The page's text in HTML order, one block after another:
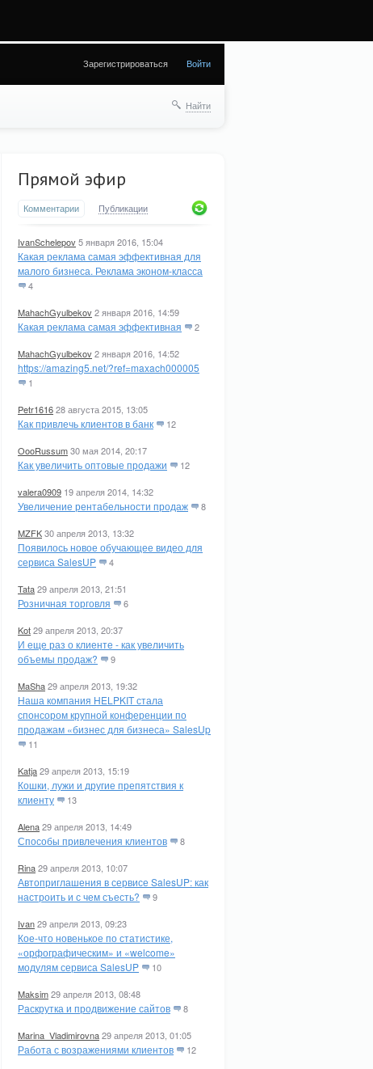
Зарегистрироваться Войти
Найти
Прямой эфир
Комментарии Публикации
IvanSchelepov5 января 2016, 15:04
Какая реклама самая эффективная для
малого бизнеса. Реклама эконом-класса
4
MahachGyulbekov2 января 2016, 14:59
Какая реклама самая эффективная 2
MahachGyulbekov2 января 2016, 14:52
https://amazing5.net/?ref=maxach000005
1
Petr161628 августа 2015, 13:05
Как привлечь клиентов в банк 12
OooRussum30 мая 2014, 20:17
Как увеличить оптовые продажи 12
valera0909 19 апреля 2014, 14:32
Увеличение рентабельности продаж 8
MZFK30 апреля 2013, 13:32
Появилось новое обучающее видео для
сервиса SalesUP
4
Tata29 апреля 2013, 21:51
Розничная торговля 6
Kot29 апреля 2013, 20:37
И еще раз о клиенте - как увеличить
объемы продаж?
9
MaSha29 апреля 2013, 19:32
Наша компания HELPKIT стала
спонсором крупной конференции по
продажам «бизнес для бизнеса» SalesUp
11
Katja29 апреля 2013, 15:19
Кошки, лужи и другие препятствия к
клиенту
13
Alena29 апреля 2013, 14:49
Способы привлечения клиентов 8
Rina29 апреля 2013, 10:07
Автоприглашения в сервисе SalesUP: как
настроить и с чем съесть?
9
Ivan29 апреля 2013, 09:23
Кое-что новенькое по статистике,
«орфографическим» и «welcome»
модулям сервиса SalesUP
10
Maksim29 апреля 2013, 08:48
Раскрутка и продвижение сайтов 8
Marina_Vladimirovna29 апреля 2013, 01:05
Работа с возражениями клиентов 12